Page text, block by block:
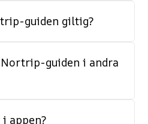
guiden giltig?
guiden i andra
appen?